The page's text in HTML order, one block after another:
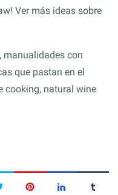
Ver más ideas sobre
manualidades con
que pastan en el
cooking, natural wine